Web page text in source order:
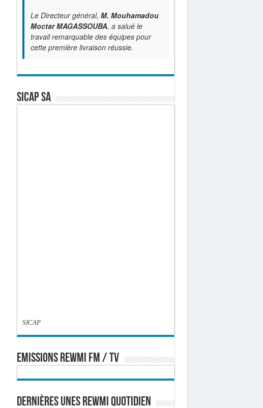
Le Directeur général, M. Mouhamadou
Moctar MAGASSOUBA, a salué le
travail remarquable des équipes pour
cette première livraison réussie.
SICAP SA
SICAP
EMISSIONS REWMI FM / TV
Dernières Unes Rewmi Quotidien